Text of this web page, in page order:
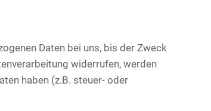
Daten bei uns, bis der Zweck
widerrufen, werden
haben (z.B. steuer- oder